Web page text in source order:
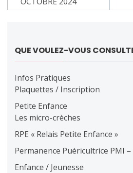
de
QUE VOULEZ-VOUS
Infos Pratiques
Plaquettes / Inscription
Petite Enfance
Les micro-crèches
RPE « Relais Petite Enfance »
Permanence Puéricultrice PMI
Enfance / Jeunesse